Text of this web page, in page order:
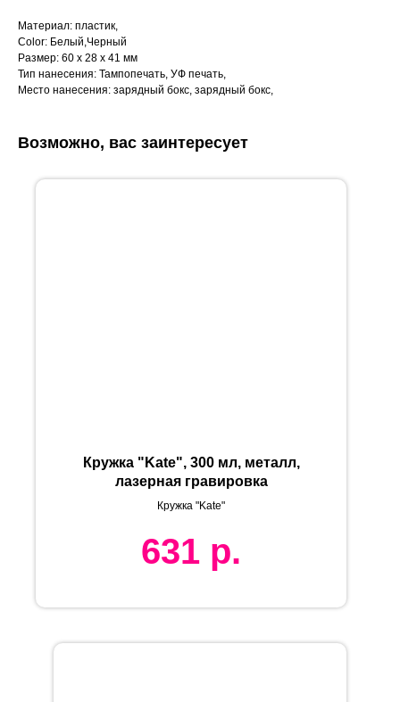
Материал: пластик,
Color: Белый,Черный
Размер: 60 х 28 х 41 мм
Тип нанесения: Тампопечать, УФ печать,
Место нанесения: зарядный бокс, зарядный бокс,
Возможно, вас заинтересует
Кружка "Kate", 300 мл, металл,
лазерная гравировка
Кружка "Kate"
631 р.